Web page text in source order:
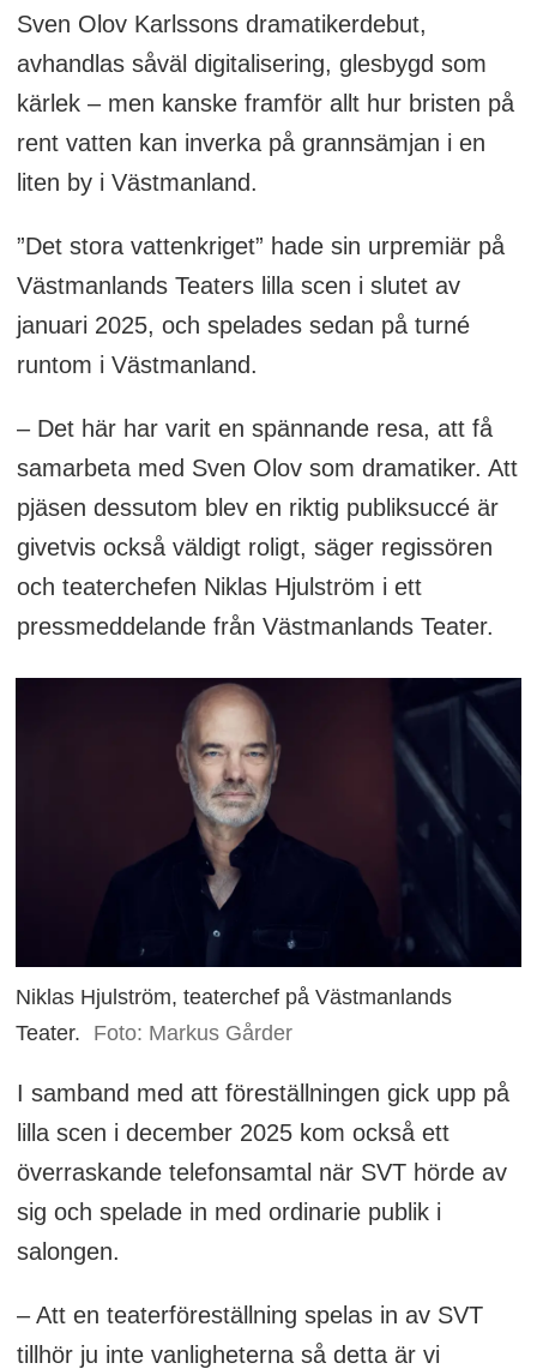
Sven Olov Karlssons dramatikerdebut,
avhandlas såväl digitalisering, glesbygd som
kärlek – men kanske framför allt hur bristen på
rent vatten kan inverka på grannsämjan i en
liten by i Västmanland.
”Det stora vattenkriget” hade sin urpremiär på
Västmanlands Teaters lilla scen i slutet av
januari 2025, och spelades sedan på turné
runtom i Västmanland.
– Det här har varit en spännande resa, att få
samarbeta med Sven Olov som dramatiker. Att
pjäsen dessutom blev en riktig publiksuccé är
givetvis också väldigt roligt, säger regissören
och teaterchefen Niklas Hjulström i ett
pressmeddelande från Västmanlands Teater.
Niklas Hjulström, teaterchef på Västmanlands
Teater.
Foto: Markus Gårder
I samband med att föreställningen gick upp på
lilla scen i december 2025 kom också ett
överraskande telefonsamtal när SVT hörde av
sig och spelade in med ordinarie publik i
salongen.
– Att en teaterföreställning spelas in av SVT
tillhör ju inte vanligheterna så detta är vi